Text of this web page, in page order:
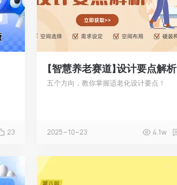
23
【智慧养老赛道】设计要点解析
五个方向，教你掌握适老化设计要点！
2025-10-23 4.1w